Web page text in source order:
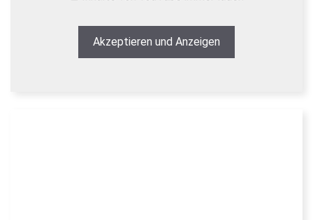
Akzeptieren und Anzeigen